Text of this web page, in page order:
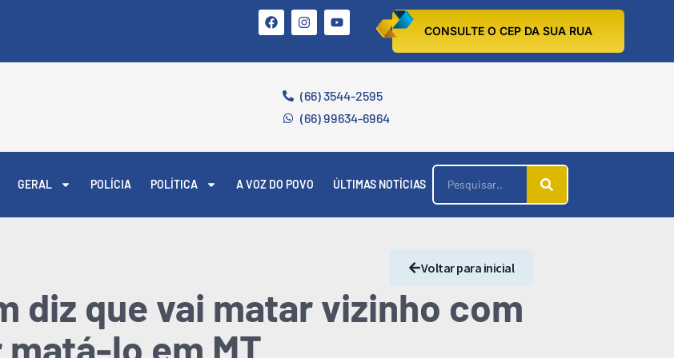
CONSULTE O CEP DA SUA RUA
(66) 3544-2595
(66) 99634-6964
GERAL POLÍCIA POLÍTICA A VOZ DO POVO ÚLTIMAS NOTÍCIAS
Voltar para inicial
diz que vai matar vizinho com
lo em MT